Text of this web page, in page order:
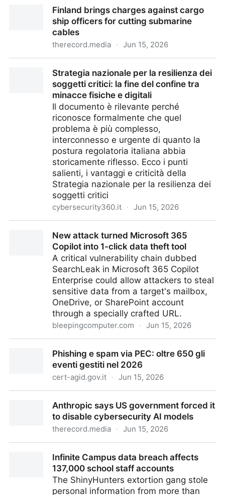
tackling code sprawlFinland brings charges against cargo
ship officers for cutting submarine
cables
therecord.media · Jun 15, 2026
cutting submarine cables
Strategia nazionale per la resilienza dei
soggetti critici: la fine del confine tra
minacce fisiche e digitali
Il documento è rilevante perché
riconosce formalmente che quel
problema è più complesso,
interconnesso e urgente di quanto la
postura regolatoria italiana abbia
storicamente riflesso. Ecco i punti
salienti, i vantaggi e criticità della
Strategia nazionale per la resilienza dei
soggetti critici
cybersecurity360.it · Jun 15, 2026
critici: la fine del confine tra minacce fisiche e digitali
New attack turned Microsoft 365
Copilot into 1-click data theft tool
A critical vulnerability chain dubbed
SearchLeak in Microsoft 365 Copilot
Enterprise could allow attackers to steal
sensitive data from a target's mailbox,
OneDrive, or SharePoint account
through a specially crafted URL.
bleepingcomputer.com · Jun 15, 2026
data theft toolPhishing e spam via PEC: oltre 650 gli
eventi gestiti nel 2026
cert-agid.gov.it · Jun 15, 2026
Anthropic says US government forced it
to disable cybersecurity AI models
therecord.media · Jun 15, 2026
cybersecurity AI models
Infinite Campus data breach affects
137,000 school staff accounts
The ShinyHunters extortion gang stole
personal information from more than